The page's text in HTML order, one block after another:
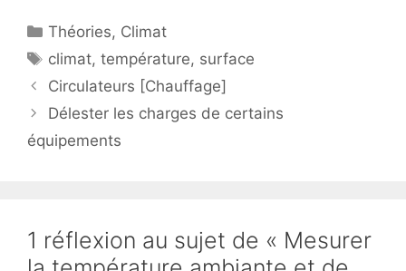
Catégories
Théories, Climat
Étiquettes
climat,température, surface
Circulateurs [Chauffage]
Délester les charges de certains
équipements
1 réflexion au sujet de « Mesurer